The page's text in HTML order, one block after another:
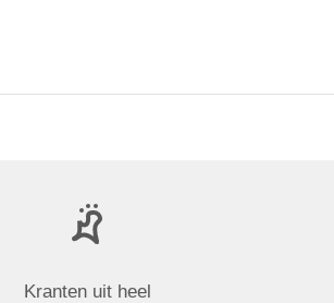
Kranten uit heel